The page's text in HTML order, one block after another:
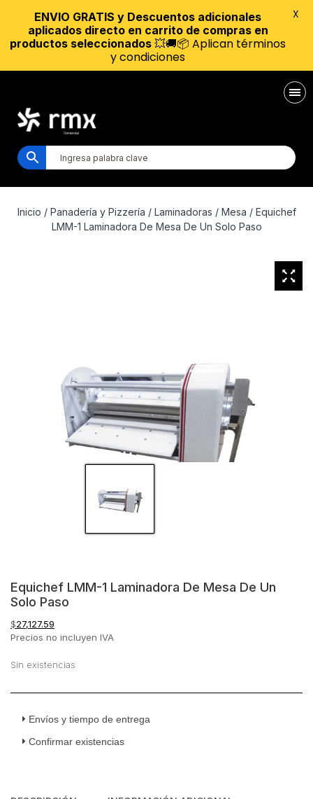
Inicio / Panadería y Pizzería / Laminadoras / Mesa / Equichef
LMM-1 Laminadora De Mesa De Un Solo Paso
Equichef LMM-1 Laminadora De Mesa De Un
Solo Paso
$27,127.59
Precios no incluyen IVA
Sin existencias
Envíos y tiempo de entrega
Confirmar existencias
ENVIO GRATIS y Descuentos adicionales
aplicados directo en carrito de compras en
productos seleccionados 💥🚚📦 Aplican términos
y condiciones
X